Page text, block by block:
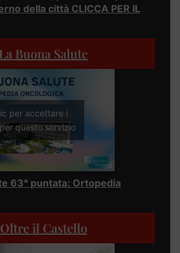
della città CLICCA PER IL
La Buona Salute
per accettare i
questo servizio
63° puntata: Ortopedia
Oltre il Castello